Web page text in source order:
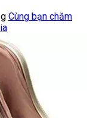
Cùng bạn chăm